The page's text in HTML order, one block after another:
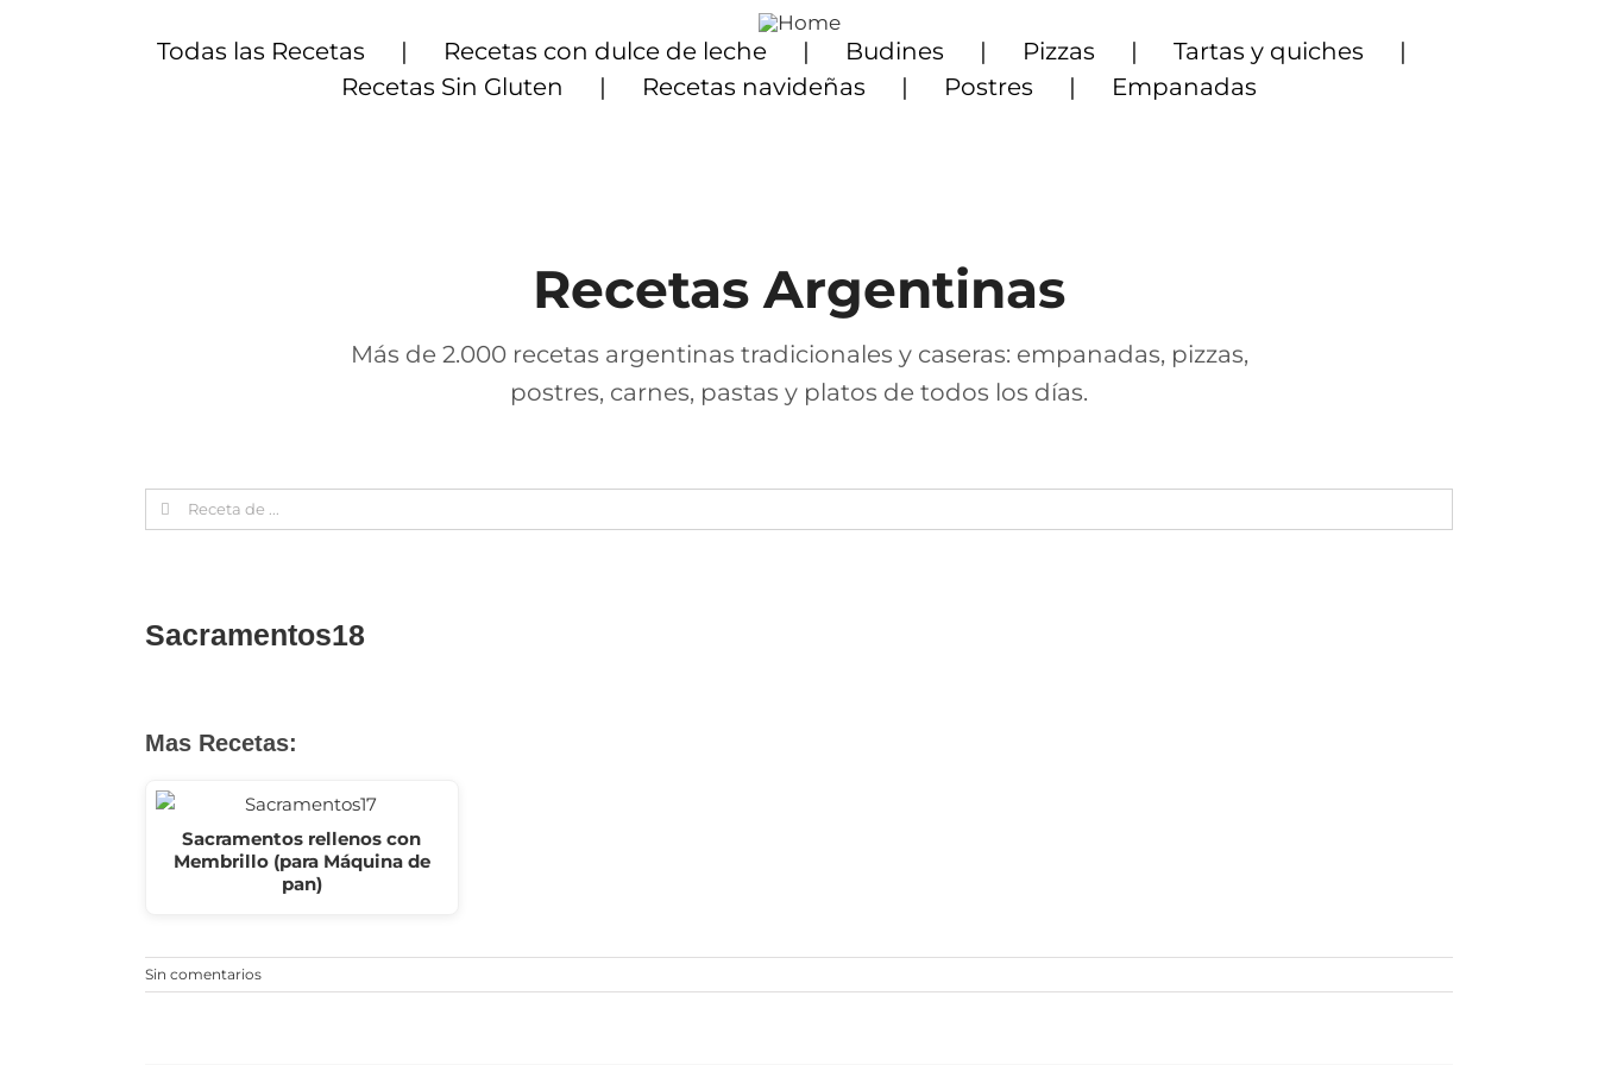
Todas las Recetas Recetas con dulce de leche Budines Pizzas
Tartas y quiches
Recetas Sin Gluten
Recetas navideñas Postres Empanadas
Recetas Argentinas
Más de 2.000 recetas argentinas tradicionales y caseras: empanadas, pizzas,
postres, carnes, pastas y platos de todos los días.
Search
for:
Sacramentos18
Mas Recetas:
Sacramentos rellenos con
Membrillo (para Máquina de
pan)
Sin comentarios